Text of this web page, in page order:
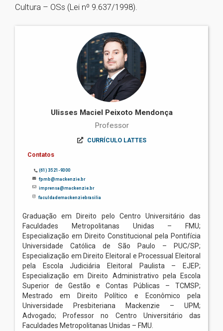
Cultura – OSs (Lei nº 9.637/1998).
Ulisses Maciel Peixoto Mendonça
Professor
CURRÍCULO LATTES
Contatos
(61) 3521-9300
fpmb@mackenzie.br
imprensa@mackenzie.br
faculdademackenziebrasilia
Graduação em Direito pelo Centro Universitário das
Faculdades Metropolitanas Unidas – FMU;
Especialização em Direito Constitucional pela Pontifícia
Universidade Católica de São Paulo – PUC/SP;
Especialização em Direito Eleitoral e Processual Eleitoral
pela Escola Judiciária Eleitoral Paulista – EJEP;
Especialização em Direito Administrativo pela Escola
Superior de Gestão e Contas Públicas – TCMSP;
Mestrado em Direito Político e Econômico pela
Universidade Presbiteriana Mackenzie – UPM;
Advogado; Professor no Centro Universitário das
Faculdades Metropolitanas Unidas – FMU.